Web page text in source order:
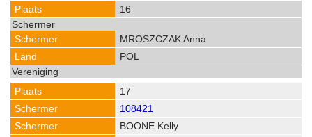
16
MROSZCZAK Anna
POL
17
108421
BOONE Kelly